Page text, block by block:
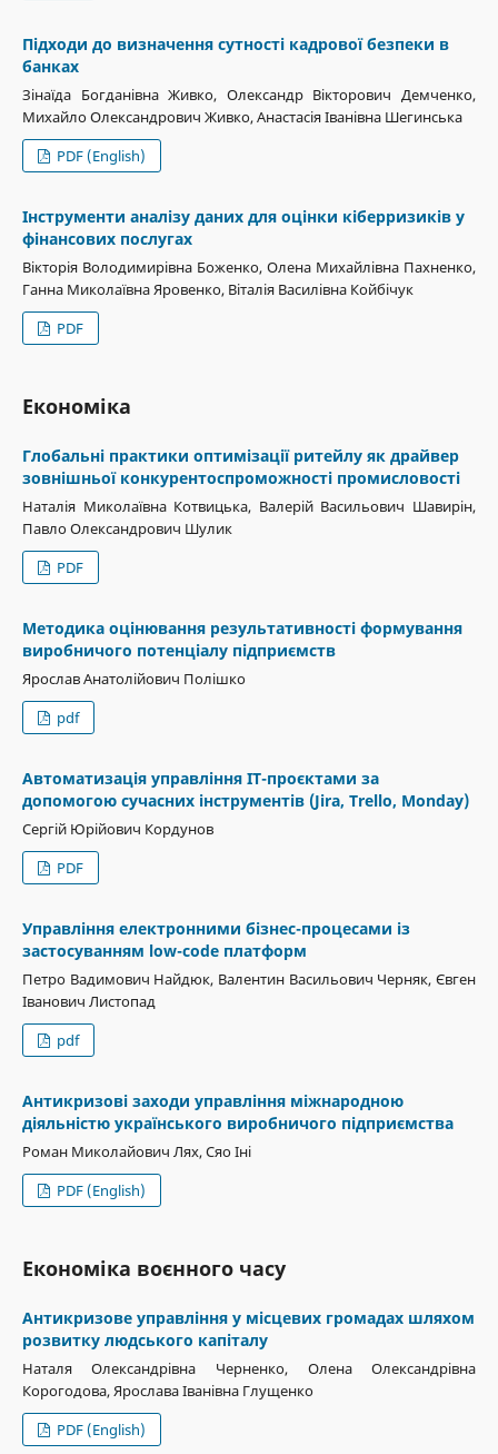
Підходи до визначення сутності кадрової безпеки в
банках
Зінаїда Богданівна Живко, Олександр Вікторович Демченко,
Михайло Олександрович Живко, Анастасія Іванівна Шегинська
PDF (English)
Інструменти аналізу даних для оцінки кіберризиків у
фінансових послугах
Вікторія Володимирівна Боженко, Олена Михайлівна Пахненко,
Ганна Миколаївна Яровенко, Віталія Василівна Койбічук
PDF
Економіка
Глобальні практики оптимізації ритейлу як драйвер
зовнішньої конкурентоспроможності промисловості
Наталія Миколаївна Котвицька, Валерій Васильович Шавирін,
Павло Олександрович Шулик
PDF
Методика оцінювання результативності формування
виробничого потенціалу підприємств
Ярослав Анатолійович Полішко
pdf
Автоматизація управління ІТ-проєктами за
допомогою сучасних інструментів (Jira, Trello, Monday)
Сергій Юрійович Кордунов
PDF
Управління електронними бізнес-процесами із
застосуванням low-code платформ
Петро Вадимович Найдюк, Валентин Васильович Черняк, Євген
Іванович Листопад
pdf
Антикризові заходи управління міжнародною
діяльністю українського виробничого підприємства
Роман Миколайович Лях, Сяо Іні
PDF (English)
Економіка воєнного часу
Антикризове управління у місцевих громадах шляхом
розвитку людського капіталу
Наталя Олександрівна Черненко, Олена Олександрівна
Корогодова, Ярослава Іванівна Глущенко
PDF (English)